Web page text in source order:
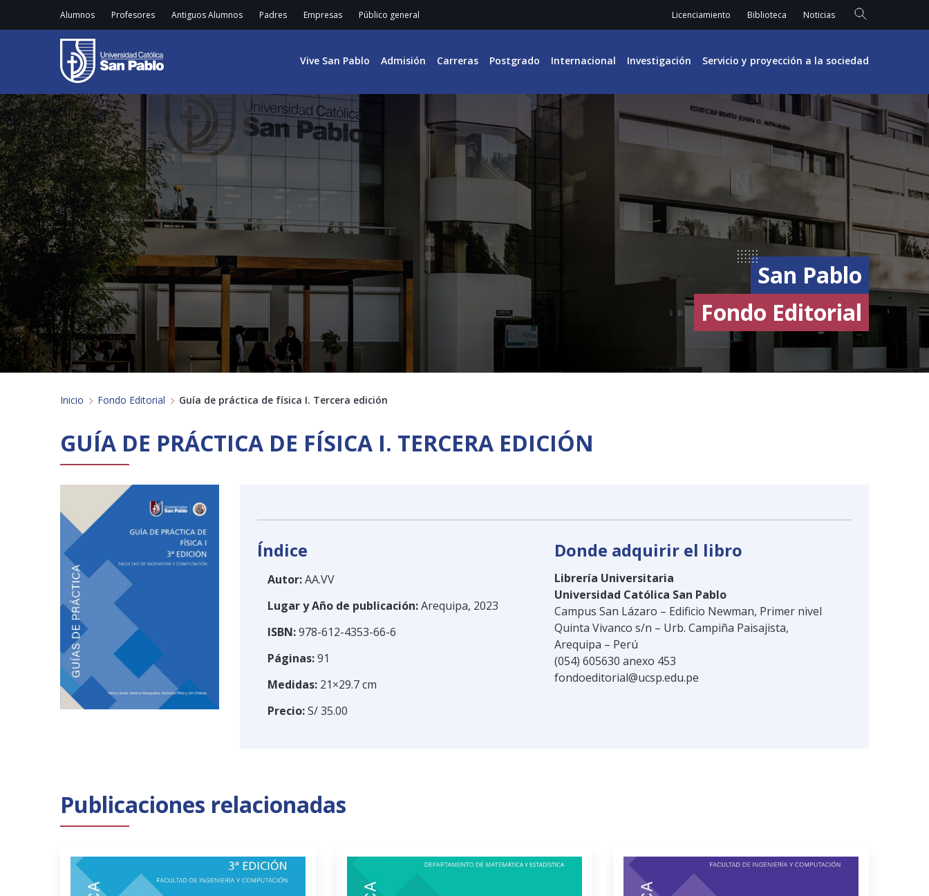
Alumnos Profesores Antiguos Alumnos Padres Empresas Público general Licenciamiento Biblioteca Noticias
Vive San Pablo Admisión Carreras Postgrado Internacional Investigación Servicio y proyección a la sociedad
San Pablo
Fondo Editorial
Inicio Fondo Editorial Guía de práctica de física I. Tercera edición
GUÍA DE PRÁCTICA DE FÍSICA I. TERCERA EDICIÓN
Índice
Autor:AA.VV
Lugar y Año de publicación:Arequipa, 2023
ISBN:978-612-4353-66-6
Páginas:91
Medidas: 21×29.7 cm
Precio:S/ 35.00
Donde adquirir el libro
Librería Universitaria
Universidad Católica San Pablo
Campus San Lázaro – Edificio Newman, Primer nivel
Quinta Vivanco s/n – Urb. Campiña Paisajista,
Arequipa – Perú
(054) 605630 anexo 453
fondoeditorial@ucsp.edu.pe
Publicaciones relacionadas